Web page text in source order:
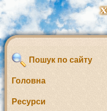
Пошук по сайту
Головна
Ресурси